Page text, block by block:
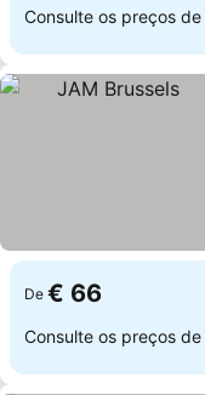
Consulte os preços de
De € 66
Consulte os preços de